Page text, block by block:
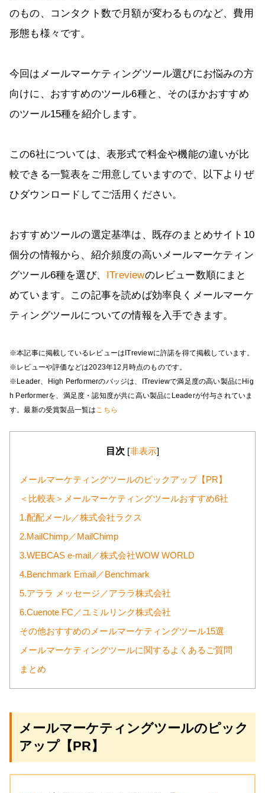
のもの、コンタクト数で月額が変わるものなど、費用
形態も様々です。
今回はメールマーケティングツール選びにお悩みの方
向けに、おすすめのツール6種と、そのほかおすすめ
のツール15種を紹介します。
この6社については、表形式で料金や機能の違いが比
較できる一覧表をご用意していますので、以下よりぜ
ひダウンロードしてご活用ください。
おすすめツールの選定基準は、既存のまとめサイト10
個分の情報から、紹介頻度の高いメールマーケティン
グツール6種を選び、
ITreviewのレビュー数順にまと
めています。この記事を読めば効率良くメールマーケ
ティングツールについての情報を入手できます。
※本記事に掲載しているレビューはITreviewに許諾を得て掲載しています。
※レビューや評価などは2023年12月時点のものです。
※Leader、High Performerのバッジは、ITreviewで満足度の高い製品にHig
h Performerを、満足度・認知度が共に高い製品にLeaderが付与されていま
す。最新の受賞製品一覧はこちら
目次 [非表示]
メールマーケティングツールのピックアップ【PR】
＜比較表＞メールマーケティングツールおすすめ6社
1.配配メール／株式会社ラクス
2.MailChimp／MailChimp
3.WEBCAS e-mail／株式会社WOW WORLD
4.Benchmark Email／Benchmark
5.アララ メッセージ／アララ株式会社
6.Cuenote FC／ユミルリンク株式会社
その他おすすめのメールマーケティングツール15選
メールマーケティングツールに関するよくあるご質問
まとめ
メールマーケティングツールのピック
アップ【PR】